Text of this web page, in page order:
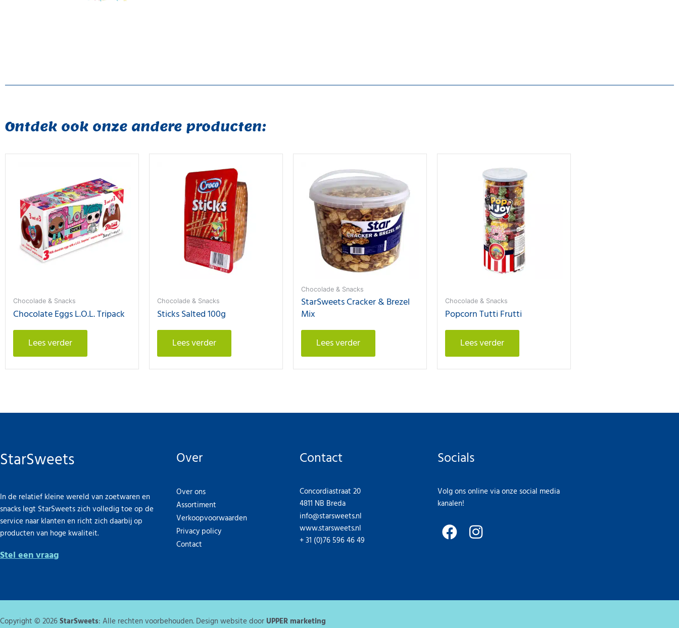
Ontdek ook onze andere producten:
Chocolade & Snacks
Chocolate Eggs L.O.L. Tripack
Lees verder
Chocolade & Snacks
Sticks Salted 100g
Lees verder
Chocolade & Snacks
StarSweets Cracker & Brezel
Mix
Lees verder
Chocolade & Snacks
Popcorn Tutti Frutti
Lees verder
StarSweets
In de relatief kleine wereld van zoetwaren en
snacks legt StarSweets zich volledig toe op de
service naar klanten en richt zich daarbij op
producten van hoge kwaliteit.
Stel een vraag
Over
Over ons
Assortiment
Verkoopvoorwaarden
Privacy policy
Contact
Contact
Concordiastraat 20
4811 NB Breda
info@starsweets.nl
www.starsweets.nl
+ 31 (0)76 596 46 49
Socials
Volg ons online via onze social media
kanalen!
F
a
o
I
n
g
Copyright © 2026StarSweets: Alle rechten voorbehouden. Design website door UPPER marketing